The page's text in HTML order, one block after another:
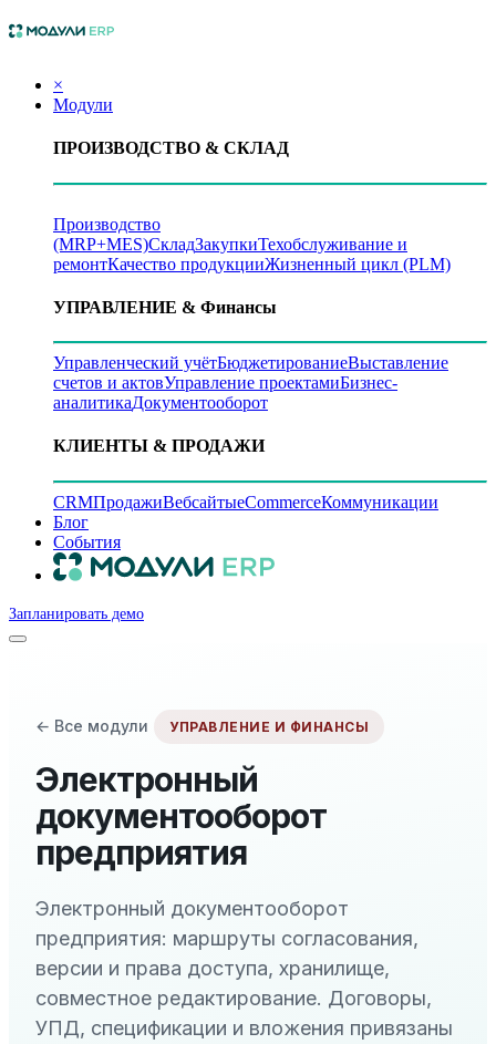
×
Модули
ПРОИЗВОДСТВО & СКЛАД
Производство
(MRP+MES)СкладЗакупкиТехобслуживание и
ремонтКачество продукцииЖизненный цикл (PLM)
УПРАВЛЕНИЕ & Финансы
Управленческий учётБюджетированиеВыставление
счетов и актовУправление проектамиБизнес-
аналитикаДокументооборот
КЛИЕНТЫ & ПРОДАЖИ
CRMПродажиВебсайтыeCommerceКоммуникации
Блог
События
Запланировать демо
← Все модули УПРАВЛЕНИЕ И ФИНАНСЫ
Электронный
документооборот
предприятия
Электронный документооборот
предприятия: маршруты согласования,
версии и права доступа, хранилище,
совместное редактирование. Договоры,
УПД, спецификации и вложения привязаны